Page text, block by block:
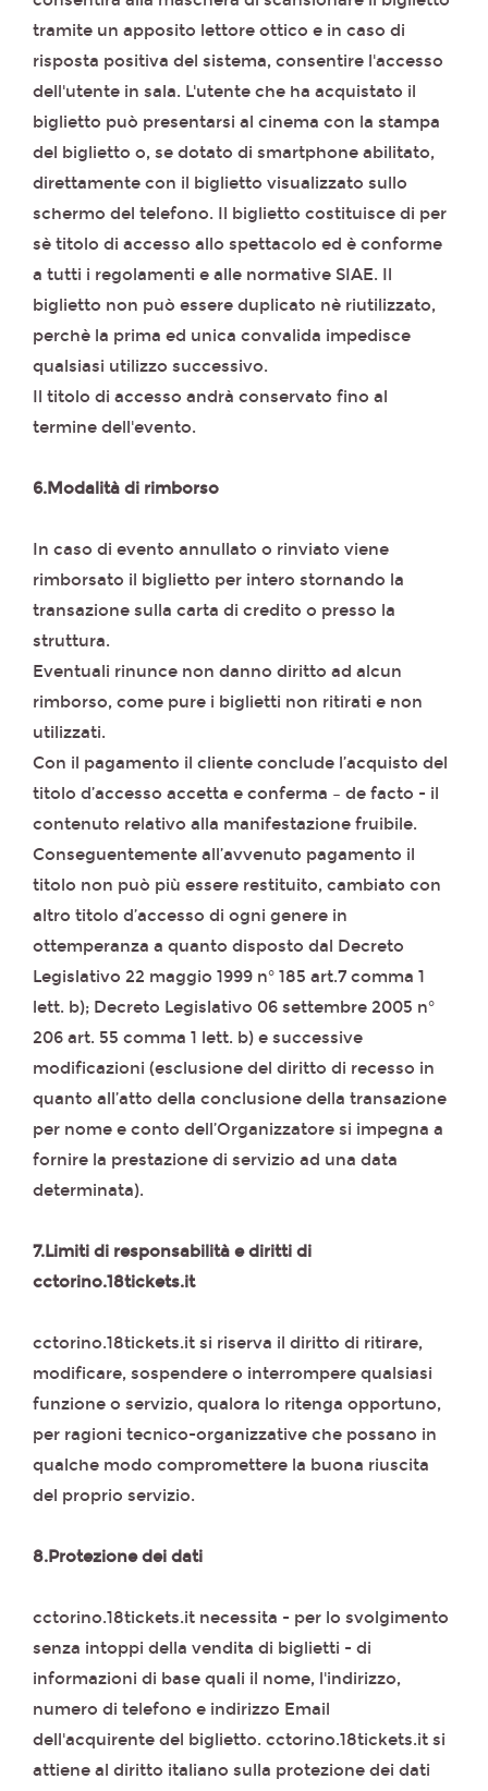
tramite un apposito lettore ottico e in caso di
risposta positiva del sistema, consentire l'accesso
dell'utente in sala. L'utente che ha acquistato il
biglietto può presentarsi al cinema con la stampa
del biglietto o, se dotato di smartphone abilitato,
direttamente con il biglietto visualizzato sullo
schermo del telefono. Il biglietto costituisce di per
sè titolo di accesso allo spettacolo ed è conforme
a tutti i regolamenti e alle normative SIAE. Il
biglietto non può essere duplicato nè riutilizzato,
perchè la prima ed unica convalida impedisce
qualsiasi utilizzo successivo.
Il titolo di accesso andrà conservato fino al
termine dell'evento.
6.Modalità di rimborso
In caso di evento annullato o rinviato viene
rimborsato il biglietto per intero stornando la
transazione sulla carta di credito o presso la
struttura.
Eventuali rinunce non danno diritto ad alcun
rimborso, come pure i biglietti non ritirati e non
utilizzati.
Con il pagamento il cliente conclude l’acquisto del
titolo d’accesso accetta e conferma – de facto - il
contenuto relativo alla manifestazione fruibile.
Conseguentemente all’avvenuto pagamento il
titolo non può più essere restituito, cambiato con
altro titolo d’accesso di ogni genere in
ottemperanza a quanto disposto dal Decreto
Legislativo 22 maggio 1999 n° 185 art.7 comma 1
lett. b); Decreto Legislativo 06 settembre 2005 n°
206 art. 55 comma 1 lett. b) e successive
modificazioni (esclusione del diritto di recesso in
quanto all’atto della conclusione della transazione
per nome e conto dell’Organizzatore si impegna a
fornire la prestazione di servizio ad una data
determinata).
7.Limiti di responsabilità e diritti di
cctorino.18tickets.it
cctorino.18tickets.it si riserva il diritto di ritirare,
modificare, sospendere o interrompere qualsiasi
funzione o servizio, qualora lo ritenga opportuno,
per ragioni tecnico-organizzative che possano in
qualche modo compromettere la buona riuscita
del proprio servizio.
8.Protezione dei dati
cctorino.18tickets.it necessita - per lo svolgimento
senza intoppi della vendita di biglietti - di
informazioni di base quali il nome, l'indirizzo,
numero di telefono e indirizzo Email
dell'acquirente del biglietto. cctorino.18tickets.it si
attiene al diritto italiano sulla protezione dei dati